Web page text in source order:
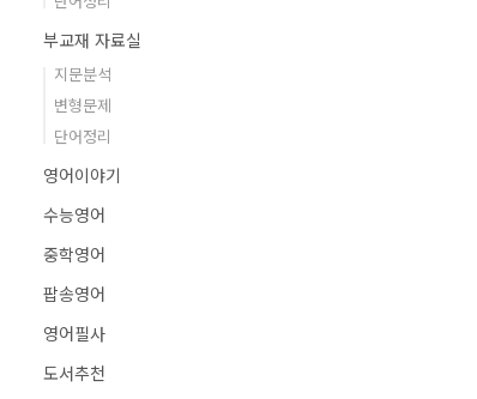
부교재 자료실
지문분석
변형문제
단어정리
영어이야기
수능영어
중학영어
팝송영어
영어필사
도서추천